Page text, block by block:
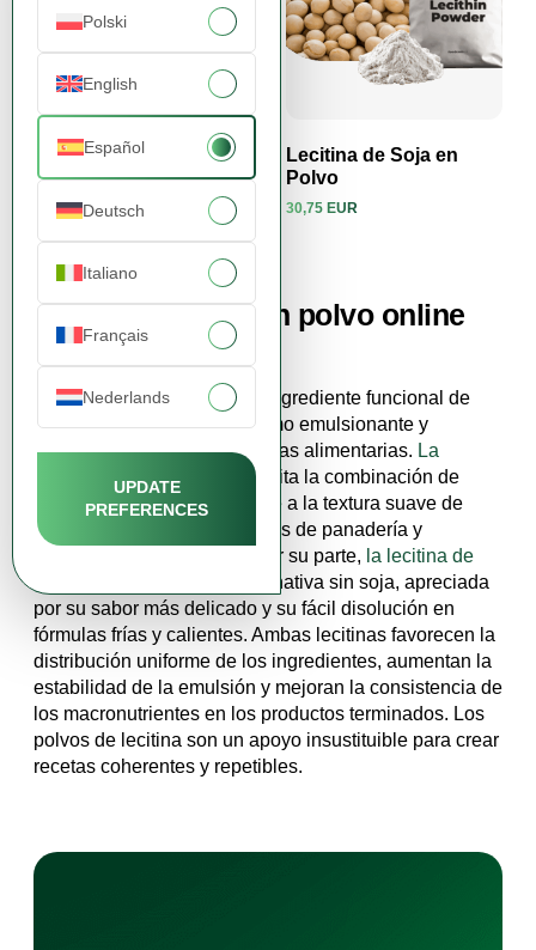
Polski
English
Español
Deutsch
Italiano
Français
Nederlands
UPDATE
PREFERENCES
Ver producto
Lecitina de Girasol en
Polvo
34,90 EUR Ver producto
Lecitina de Soja en
Polvo
30,75 EUR
Compre lecitina en polvo online
en FDCM
La lecitina en polvoes un ingrediente funcional de
origen vegetal que actúa como emulsionante y
estabilizador natural en recetas alimentarias. La
lecitina de soja en polvo
facilita la combinación de
grasas con agua y contribuye a la textura suave de
chocolates, cremas, productos de panadería y
preparados instantáneos. Por su parte, la lecitina de
es una alternativa sin soja, apreciada
por su sabor más delicado y su fácil disolución en
fórmulas frías y calientes. Ambas lecitinas favorecen la
distribución uniforme de los ingredientes, aumentan la
estabilidad de la emulsión y mejoran la consistencia de
los macronutrientes en los productos terminados. Los
polvos de lecitina son un apoyo insustituible para crear
recetas coherentes y repetibles.